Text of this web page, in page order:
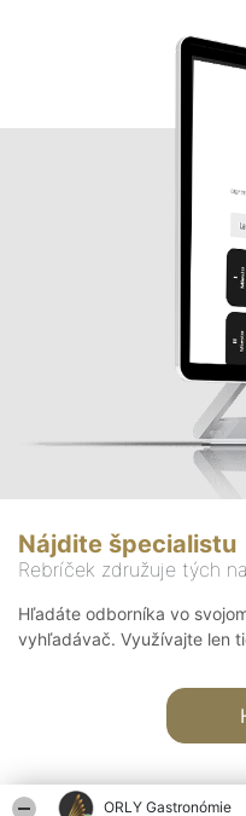
ORLY Gastronómie
Nájdite špecialistu
Rebríček združuje tých
Hľadáte odborníka vo
vyhľadávač. Využívajte len